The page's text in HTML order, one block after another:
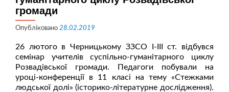
громади
Опубліковано 28.02.2019
26 лютого в Черницькому ЗЗСО І-ІІІ ст. відбувся
семінар учителів суспільно-гуманітарного циклу
Розвадівської громади. Педагоги побували на
уроці-конференції в 11 класі на тему «Стежками
людської долі» (історико-літературне дослідження).